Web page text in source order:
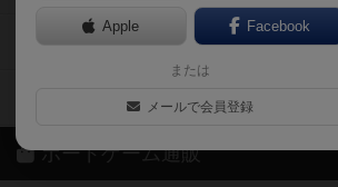
Apple Facebook
または
メールで会員登録
ボードゲーム業界コラム
ボドゲーマご利用案内
ボードゲーム通販